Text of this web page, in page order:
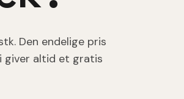
. Den endelige pris
giver altid et gratis